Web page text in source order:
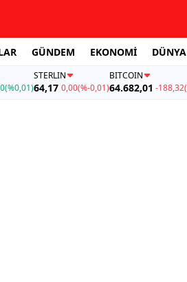
GÜNDEM EKONOMİ DÜNYA
(%0,01)
STERLIN
64,17 0,00(%-0,01)
BITCOIN
64.682,01 -188,32